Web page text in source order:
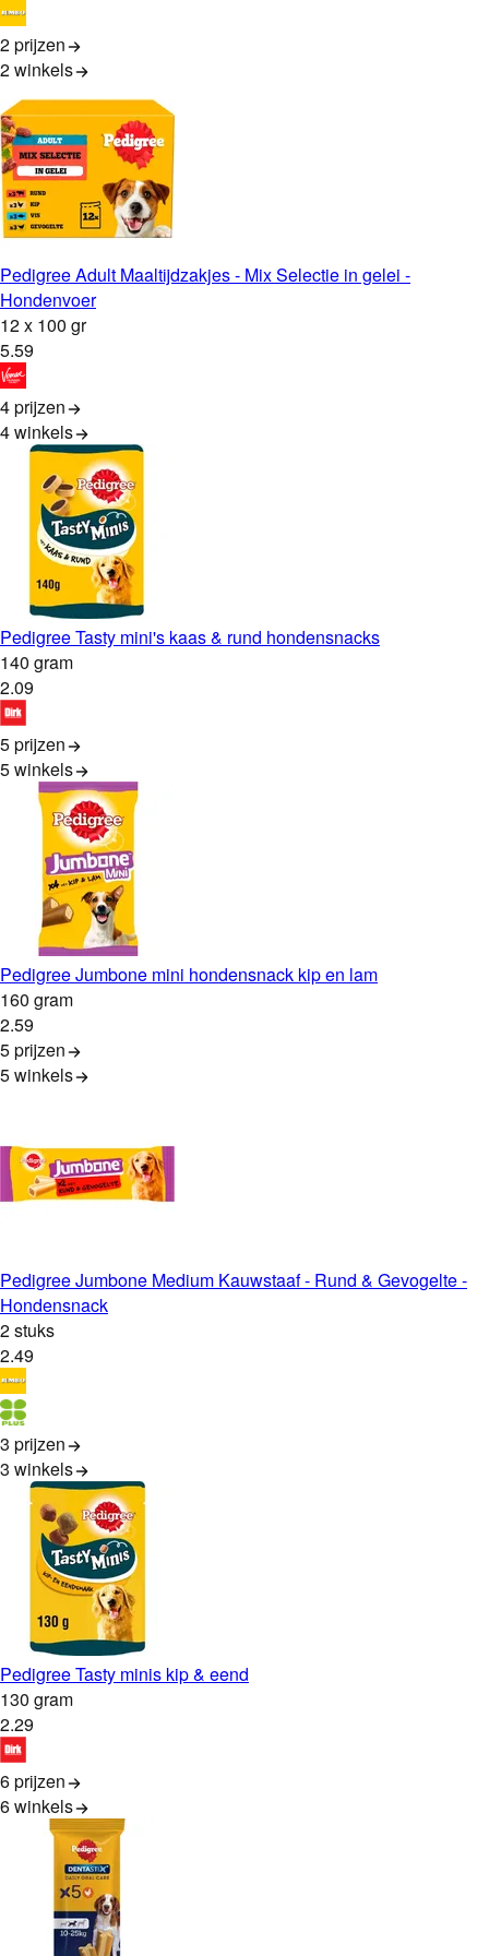
2 prijzen
2winkels
Pedigree Adult Maaltijdzakjes - Mix Selectie in gelei -
Hondenvoer
12 x 100 gr
5.59
4 prijzen
4winkels
Pedigree Tasty mini's kaas & rund hondensnacks
140 gram
2.09
5 prijzen
5winkels
Pedigree Jumbone mini hondensnack kip en lam
160 gram
2.59
5 prijzen
5winkels
Pedigree Jumbone Medium Kauwstaaf - Rund & Gevogelte -
Hondensnack
2 stuks
2.49
3 prijzen
3 winkels
Pedigree Tasty minis kip & eend
130 gram
2.29
6 prijzen
6winkels